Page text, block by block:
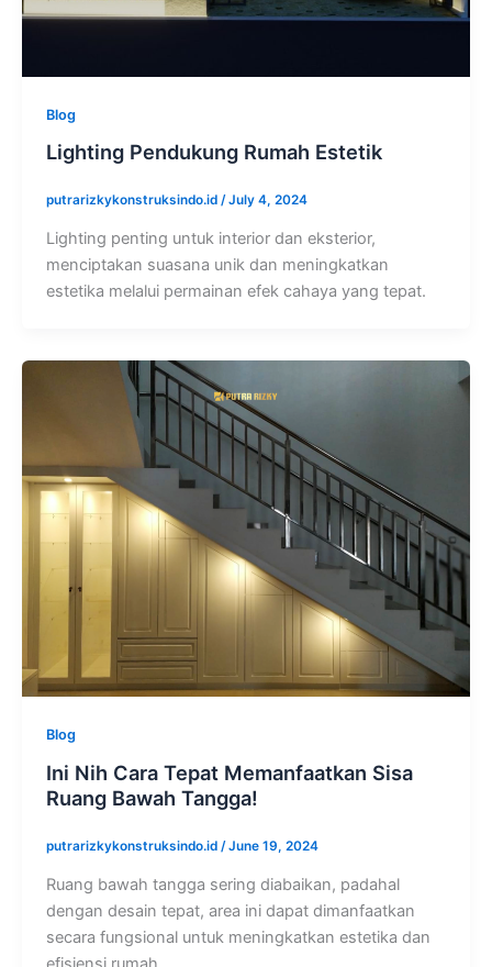
Blog
Lighting Pendukung Rumah Estetik
putrarizkykonstruksindo.id /July 4, 2024
Lighting penting untuk interior dan eksterior,
menciptakan suasana unik dan meningkatkan
estetika melalui permainan efek cahaya yang tepat.
Blog
Ini Nih Cara Tepat Memanfaatkan Sisa
Ruang Bawah Tangga!
putrarizkykonstruksindo.id /June 19, 2024
Ruang bawah tangga sering diabaikan, padahal
dengan desain tepat, area ini dapat dimanfaatkan
secara fungsional untuk meningkatkan estetika dan